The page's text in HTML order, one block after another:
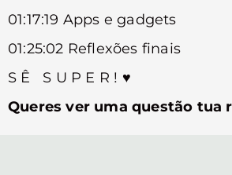
01:17:19 Apps e gadgets
01:25:02 Reflexões finais
S Ê S U P E R ! ♥︎
Queres ver uma questão tua